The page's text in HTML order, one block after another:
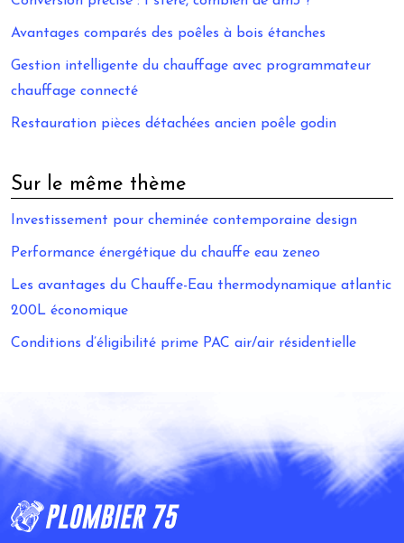
Avantages comparés des poêles à bois étanches
Gestion intelligente du chauffage avec programmateur
chauffage connecté
Restauration pièces détachées ancien poêle godin
Sur le même thème
Investissement pour cheminée contemporaine design
Performance énergétique du chauffe eau zeneo
Les avantages du Chauffe-Eau thermodynamique atlantic
200L économique
Conditions d’éligibilité prime PAC air/air résidentielle